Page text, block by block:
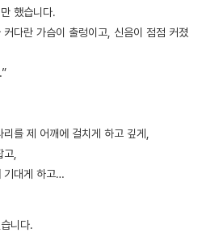
했습니다.
다란 가슴이 출렁이고, 신음이 점점 커졌
를 제 어깨에 걸치게 하고 깊게,
고,
기대게 하고…
니다.